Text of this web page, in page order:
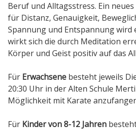
Kontakt
Impressum
Datenschutzerklärung
Beruf und Alltagsstress. Ein
für Distanz, Genauigkeit,
Spannung und Entspannung wird
wirkt sich die durch Meditation
Körper und Geist positiv auf das
Für Erwachsene besteht jeweils
20:30 Uhr in der Alten Schule
Möglichkeit mit Karate
Für Kinder von 8-12 Jahren